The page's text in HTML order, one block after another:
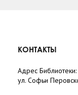
КОНТАКТЫ
Адрес
ул. Софьи